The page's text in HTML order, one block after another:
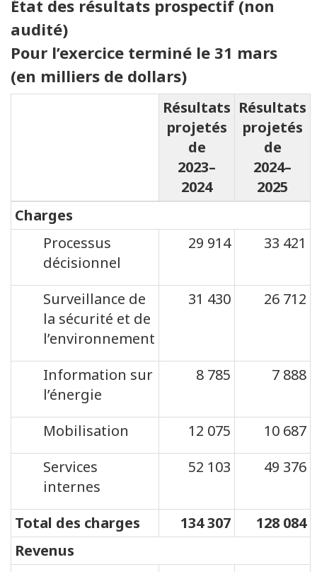
État des résultats prospectif (non
audité)
Pour l’exercice terminé le 31 mars
(en milliers de dollars)
Résultats
projetés
de
2023–
2024
Résultats
projetés
de
2024–
2025
Charges
Processus
décisionnel
29 914 33 421
Surveillance de
la sécurité et de
l’environnement
31 430 26 712
Information sur
l’énergie
8 785 7 888
Mobilisation 12 075
10 687
Services
internes
52 103 49 376
Total des charges 134 307
128 084
Revenus